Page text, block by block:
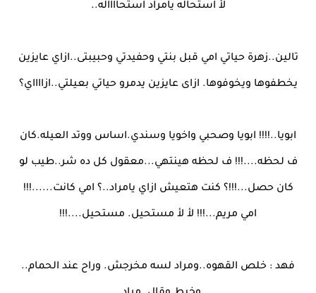
لأ استحاله يامراد استحااااله..
تالين..زهرة حياتي امي قبل بنتي وحفيدتي وحبيبتى..ازاي عايزين
يخطفوها ويخوفوها. ازاى عايزين يدمرو حياتي بعيلتي..ازااااي؟
ابويا..!!!! ابويا وصحبي واخويا وسندي.اساس ووتد العيله.كان
ف لحظه....!!! ف لحظه هينتهي...معقول كل ده شر..طيب لو
كان حصل...!!!؟ كنت هتعيش ازاي يامراد..؟ امي كانت......!!!
امي مريم...!!! لأ لأ مستحيل. مستحيل....!!!
فهد : خلص القهوه..ومراد لسه مخرجش. وراح عند الحمام..